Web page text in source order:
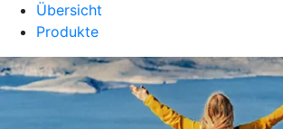
Übersicht
Produkte